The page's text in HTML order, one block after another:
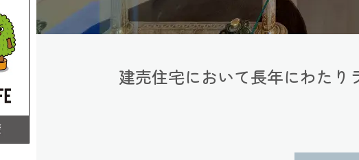
建売住宅において長年にわたり